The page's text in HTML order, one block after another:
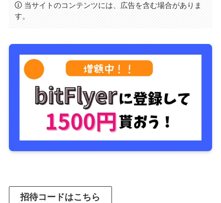
当サイトのコンテンツには、広告を含む場合がありま
す。
招待コードはこちら